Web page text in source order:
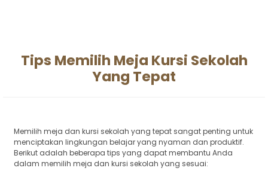
Tips Memilih Meja Kursi Sekolah
Yang Tepat
Memilih meja dan kursi sekolah yang tepat sangat penting untuk
menciptakan lingkungan belajar yang nyaman dan produktif.
Berikut adalah beberapa tips yang dapat membantu Anda
dalam memilih meja dan kursi sekolah yang sesuai: